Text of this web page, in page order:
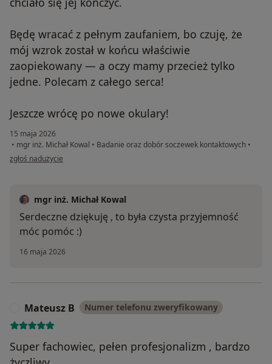
Będę wracać z pełnym zaufaniem, bo czuję, że
mój wzrok został w końcu właściwie
zaopiekowany — a oczy mamy przecież tylko
jedne. Polecam z całego serca!
Jeszcze wrócę po nowe okulary!
15 maja 2026
• mgr inż. Michał Kowal • Badanie oraz dobór soczewek kontaktowych •
w opinii użytkownika Dominika
zgłoś nadużycie
mgr inż. Michał Kowal
Serdeczne dziękuję , to była czysta przyjemność
móc pomóc :)
16 maja 2026
Mateusz B Numer telefonu zweryfikowany
Super fachowiec, pełen profesjonalizm , bardzo